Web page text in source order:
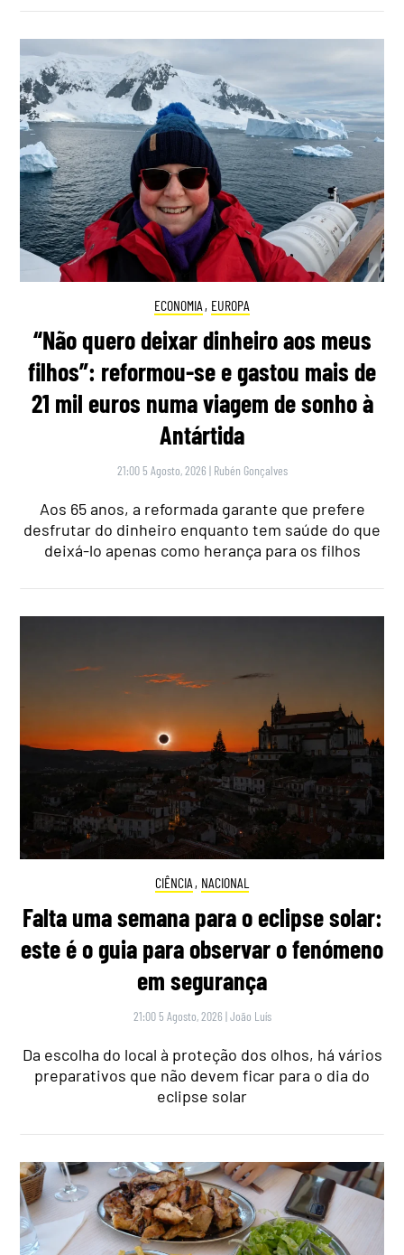
ECONOMIA , EUROPA
“Não quero deixar dinheiro aos meus
filhos”: reformou-se e gastou mais de
21 mil euros numa viagem de sonho à
Antártida
21:00 5 Agosto, 2026 | Rubén Gonçalves
Aos 65 anos, a reformada garante que prefere
desfrutar do dinheiro enquanto tem saúde do que
deixá-lo apenas como herança para os filhos
CIÊNCIA , NACIONAL
Falta uma semana para o eclipse solar:
este é o guia para observar o fenómeno
em segurança
21:00 5 Agosto, 2026 |João Luís
Da escolha do local à proteção dos olhos, há vários
preparativos que não devem ficar para o dia do
eclipse solar